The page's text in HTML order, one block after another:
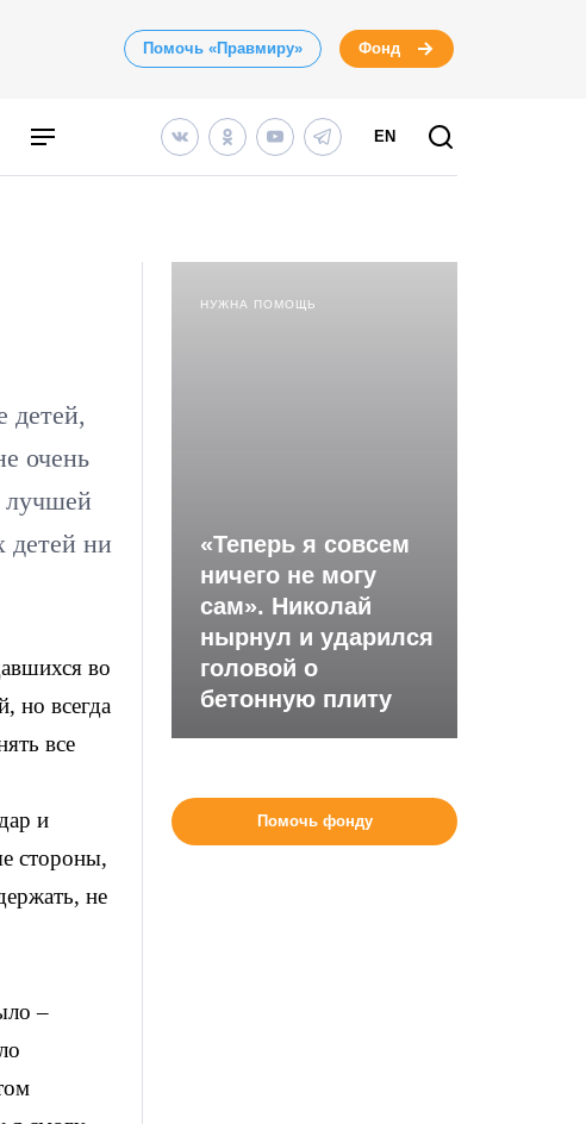
Помочь «Правмиру» Фонд
EN
детей,
очень
лучшей
детей ни
во
но всегда
все
и
стороны,
не
–
НУЖНА ПОМОЩЬ
«Теперь я совсем
ничего не могу
сам». Николай
нырнул и ударился
головой о
бетонную плиту
Помочь фонду